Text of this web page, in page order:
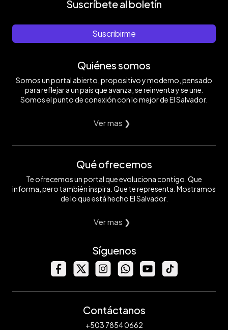
Suscríbete al boletín
Suscribirme
Quiénes somos
Somos un portal abierto, propositivo y moderno, pensado
para reflejar a un país que avanza, se reinventa y se une.
Somos el punto de conexión con lo mejor de El Salvador.
Ver mas ❯
Qué ofrecemos
Te ofrecemos un portal que evoluciona contigo. Que
informa, pero también inspira. Que te representa. Mostramos
de lo que está hecho El Salvador.
Ver mas ❯
Síguenos
Contáctanos
+503 7854 0662